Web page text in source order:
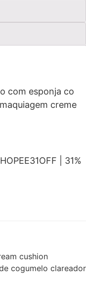
com esponja co
creme
| 31%
cushion
cogumelo clareador